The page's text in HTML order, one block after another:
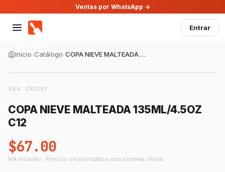
Ventas por WhatsApp →
Entrar
Inicio/Catálogo/ COPA NIEVE MALTEADA 135ML/4.5OZ C12
SKU: CR2181
COPA NIEVE MALTEADA 135ML/4.5OZ
C12
$67.00
IVA incluido · Precios sincronizados con sistema oficial